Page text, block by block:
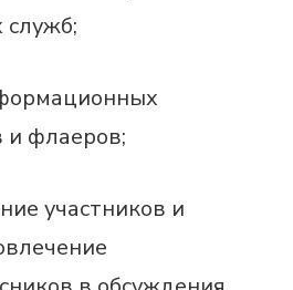
служб;
и флаеров;
участников и